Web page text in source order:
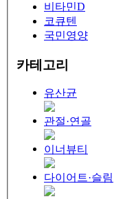
비타민D
코큐텐
국민영양
카테고리
유산균
관절·연골
이너뷰티
다이어트·슬림